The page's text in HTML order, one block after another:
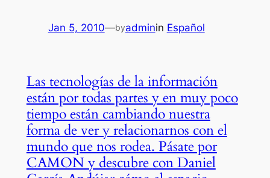
Jan 5, 2010—byadminin Español
Las tecnologías de la información
están por todas partes y en muy poco
tiempo están cambiando nuestra
forma de ver y relacionarnos con el
mundo que nos rodea. Pásate por
CAMON y descubre con Daniel